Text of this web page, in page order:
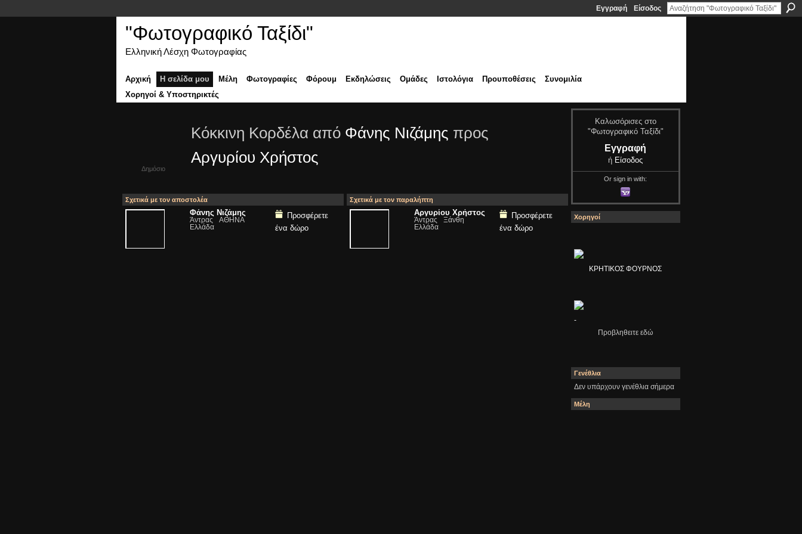
Εγγραφή Είσοδος
"Φωτογραφικό Ταξίδι"
Ελληνική Λέσχη Φωτογραφίας
Αρχική Η σελίδα μου Μέλη Φωτογραφίες Φόρουμ Εκδηλώσεις Ομάδες Ιστολόγια Προυποθέσεις
Συνομιλία
Χορηγοί & Υποστηρικτές
Δημόσιο
Κόκκινη Κορδέλα από Φάνης Νιζάμης προς
Αργυρίου Χρήστος
Σχετικά με τον αποστολέα
Φάνης Νιζάμης
Άντρας
ΑΘΗΝΑ
Ελλάδα
Προσφέρετε
ένα δώρο
Σχετικά με τον παραλήπτη
Αργυρίου Χρήστος
Άντρας
Ξάνθη
Ελλάδα
Προσφέρετε
ένα δώρο
Καλωσόρισες στο
"Φωτογραφικό Ταξίδι"
Εγγραφή
ή Είσοδος
Or sign in with:
Χορηγοί
ΚΡΗΤΙΚΟΣ ΦΟΥΡΝΟΣ
-
Προβληθειτε εδώ
Γενέθλια
Δεν υπάρχουν γενέθλια σήμερα
Μέλη